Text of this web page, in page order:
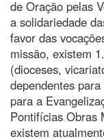
de Oração pelas
a solidariedade
favor das
missão, existem
(dioceses,
dependentes
para a
Pontifícias Obras
existem